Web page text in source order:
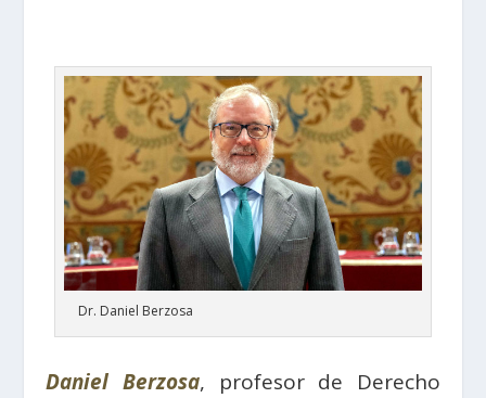
Dr. Daniel Berzosa
Daniel Berzosa, profesor de Derecho